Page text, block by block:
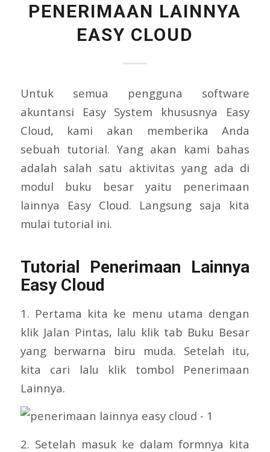
PENERIMAAN LAINNYA
EASY CLOUD
Untuk semua pengguna software
akuntansi Easy System khususnya Easy
Cloud, kami akan memberika Anda
sebuah tutorial. Yang akan kami bahas
adalah salah satu aktivitas yang ada di
modul buku besar yaitu penerimaan
lainnya Easy Cloud. Langsung saja kita
mulai tutorial ini.
Tutorial Penerimaan Lainnya
Easy Cloud
1. Pertama kita ke menu utama dengan
klik Jalan Pintas, lalu klik tab Buku Besar
yang berwarna biru muda. Setelah itu,
kita cari lalu klik tombol Penerimaan
Lainnya.
2. Setelah masuk ke dalam formnya kita